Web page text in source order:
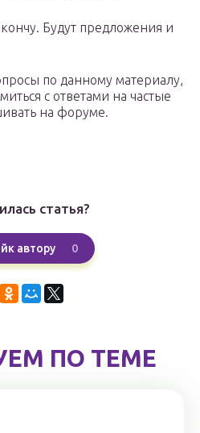
Будут предложения и
по данному материалу,
с ответами на частые
на форуме.
статья?
автору 0
ПО ТЕМЕ